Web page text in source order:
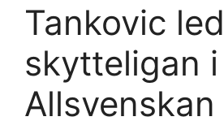
Tankovic
skytteligan i
Allsvenskan